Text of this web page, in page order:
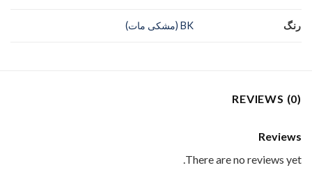
رنگ BK (مشکی مات)
REVIEWS (0)
Reviews
There are no reviews yet.